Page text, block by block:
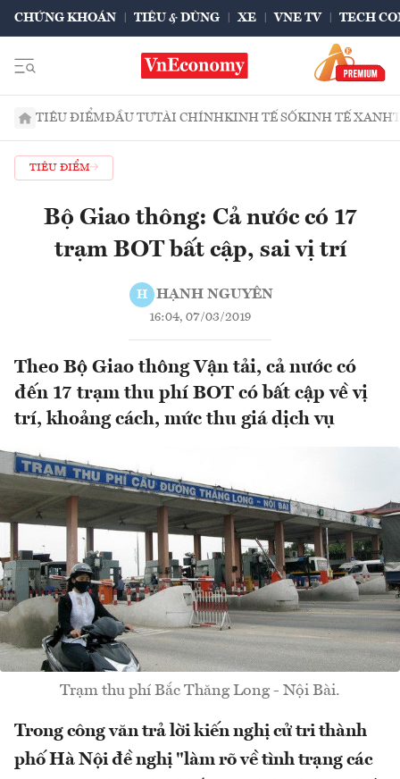
CHỨNG KHOÁN TIÊU & DÙNG XE VNE TV TECH
TIÊU ĐIỂMĐẦU TƯTÀI CHÍNHKINH TẾ SỐKINH TẾ XANH
TIÊU ĐIỂM
Bộ Giao thông: Cả nước có 17
trạm BOT bất cập, sai vị trí
H HẠNH NGUYÊN
16:04, 07/03/2019
Theo Bộ Giao thông Vận tải, cả nước có
đến 17 trạm thu phí BOT có bất cập về vị
trí, khoảng cách, mức thu giá dịch vụ
Trạm thu phí Bắc Thăng Long - Nội Bài.
Trong công văn trả lời kiến nghị cử tri thành
phố Hà Nội đề nghị "làm rõ về tình trạng các